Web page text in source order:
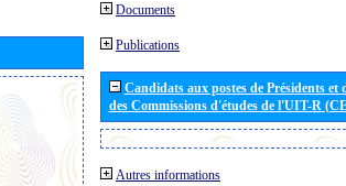
Documents
Publications
Candidats aux postes de Présidents et
des Commissions d'études de l'UIT-R
Autres informations